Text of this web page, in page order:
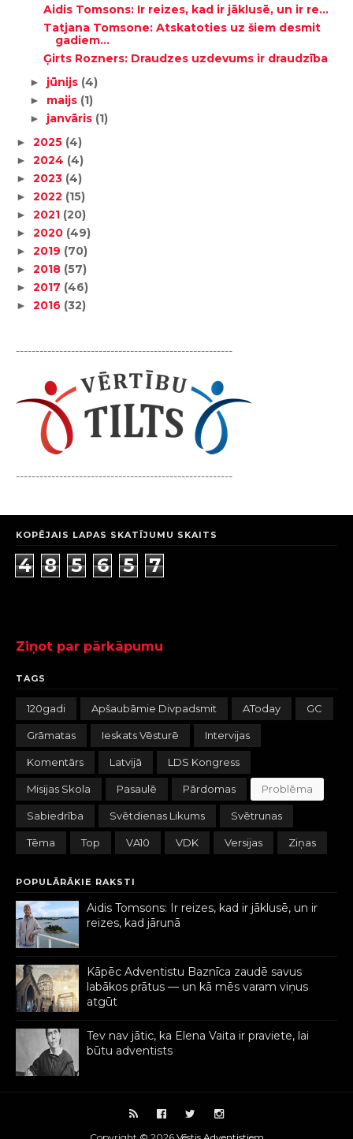
Aidis Tomsons: Ir reizes, kad ir jāklusē, un ir re...
Tatjana Tomsone: Atskatoties uz šiem desmit
gadiem...
Ģirts Rozners: Draudzes uzdevums ir draudzība
► jūnijs (4)
► maijs (1)
► janvāris (1)
► 2025 (4)
► 2024 (4)
► 2023 (4)
► 2022 (15)
► 2021 (20)
► 2020 (49)
► 2019 (70)
► 2018 (57)
► 2017 (46)
► 2016 (32)
-------------------------------------------------------
-------------------------------------------------------
KOPĒJAIS LAPAS SKATĪJUMU SKAITS
4 8 5 6 5 7
Ziņot par pārkāpumu
TAGS
120gadi Apšaubāmie Divpadsmit AToday GC
Grāmatas Ieskats Vēsturē Intervijas
Komentārs Latvijā LDS Kongress
Misijas Skola Pasaulē Pārdomas Problēma
Sabiedrība Svētdienas Likums Svētrunas
Tēma Top VA10 VDK Versijas Ziņas
POPULĀRĀKIE RAKSTI
Aidis Tomsons: Ir reizes, kad ir jāklusē, un ir
reizes, kad jārunā
Kāpēc Adventistu Baznīca zaudē savus
labākos prātus — un kā mēs varam viņus
atgūt
Tev nav jātic, ka Elena Vaita ir praviete, lai
būtu adventists